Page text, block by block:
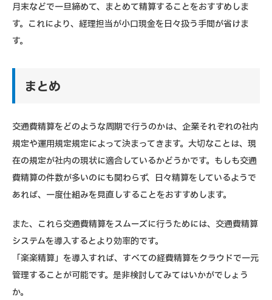
月末などで一旦締めて、まとめて精算することをおすすめしま
す。これにより、経理担当が小口現金を日々扱う手間が省けま
す。
まとめ
交通費精算をどのような周期で行うのかは、企業それぞれの社内
規定や運用規定規定によって決まってきます。大切なことは、現
在の規定が社内の現状に適合しているかどうかです。もしも交通
費精算の件数が多いのにも関わらず、日々精算をしているようで
あれば、一度仕組みを見直しすることをおすすめします。
また、これら交通費精算をスムーズに行うためには、交通費精算
システムを導入するとより効率的です。
「楽楽精算」を導入すれば、すべての経費精算をクラウドで一元
管理することが可能です。是非検討してみてはいかがでしょう
か。